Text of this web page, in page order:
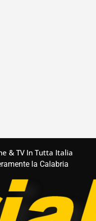
& TV In Tutta Italia
la Calabria